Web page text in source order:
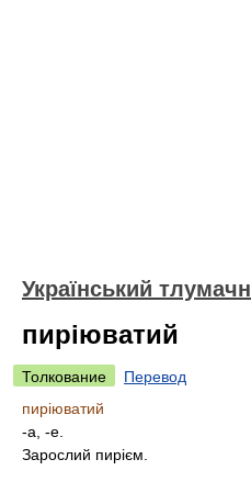
Український
пиріюватий
Толкование
Перевод
пиріюватий
-а, -е.
Зарослий пирієм.